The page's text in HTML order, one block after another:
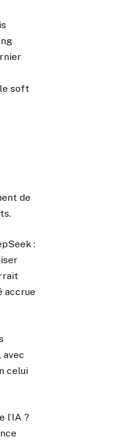
soft
de
:
accrue
avec
celui
l’IA ?